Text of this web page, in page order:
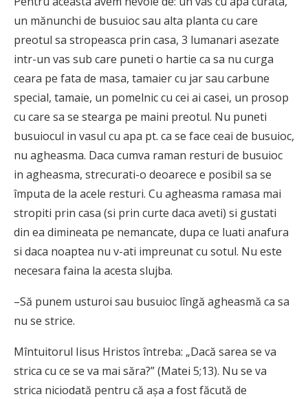
un mănunchi de busuioc sau alta planta cu care
preotul sa stropeasca prin casa, 3 lumanari asezate
intr-un vas sub care puneti o hartie ca sa nu curga
ceara pe fata de masa, tamaier cu jar sau carbune
special, tamaie, un pomelnic cu cei ai casei, un prosop
cu care sa se stearga pe maini preotul. Nu puneti
busuiocul in vasul cu apa pt. ca se face ceai de busuioc,
nu agheasma. Daca cumva raman resturi de busuioc
in agheasma, strecurati-o deoarece e posibil sa se
împuta de la acele resturi. Cu agheasma ramasa mai
stropiti prin casa (si prin curte daca aveti) si gustati
din ea dimineata pe nemancate, dupa ce luati anafura
si daca noaptea nu v-ati impreunat cu sotul. Nu este
necesara faina la acesta slujba.
–Să punem usturoi sau busuioc lîngă agheasmă ca sa
nu se strice.
Mîntuitorul Iisus Hristos întreba: „Dacă sarea se va
strica cu ce se va mai săra?” (Matei 5;13). Nu se va
strica niciodată pentru că aşa a fost făcută de